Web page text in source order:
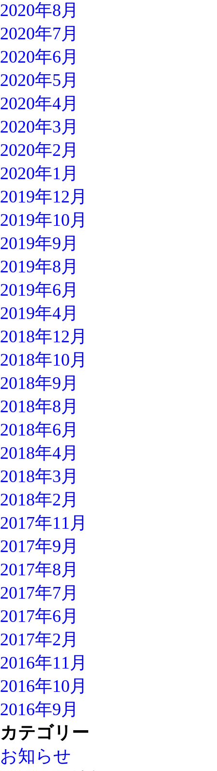
2020年8月
2020年7月
2020年6月
2020年5月
2020年4月
2020年3月
2020年2月
2020年1月
2019年12月
2019年10月
2019年9月
2019年8月
2019年6月
2019年4月
2018年12月
2018年10月
2018年9月
2018年8月
2018年6月
2018年4月
2018年3月
2018年2月
2017年11月
2017年9月
2017年8月
2017年7月
2017年6月
2017年2月
2016年11月
2016年10月
2016年9月
カテゴリー
お知らせ